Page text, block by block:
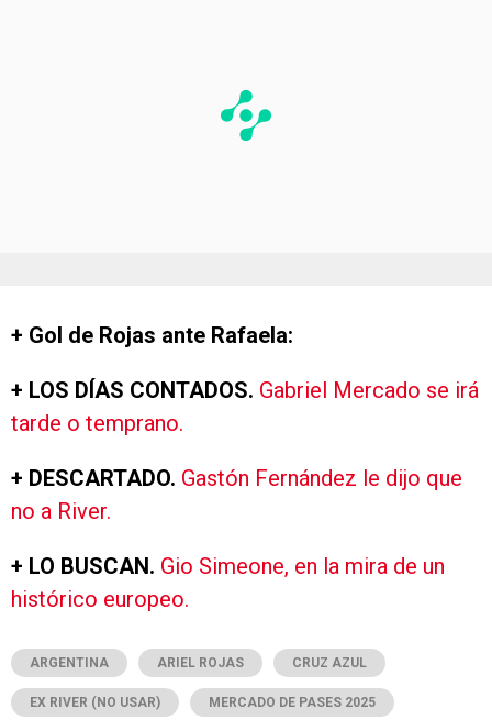
+ Gol de Rojas ante Rafaela:
+ LOS DÍAS CONTADOS. Gabriel Mercado se irá
tarde o temprano.
+ DESCARTADO. Gastón Fernández le dijo que
no a River.
+ LO BUSCAN. Gio Simeone, en la mira de un
histórico europeo.
ARGENTINA ARIEL ROJAS CRUZ AZUL
EX RIVER (NO USAR) MERCADO DE PASES 2025